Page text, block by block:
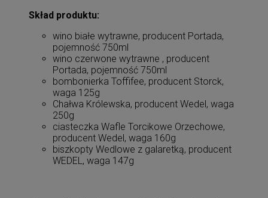
Skład produktu:
wino białe wytrawne, producent Portada,
pojemność 750ml
wino czerwone wytrawne , producent
Portada, pojemność 750ml
bombonierka Toffifee, producent Storck,
waga 125g
Chałwa Królewska, producent Wedel, waga
250g
ciasteczka Wafle Torcikowe Orzechowe,
producent Wedel, waga 160g
biszkopty Wedlowe z galaretką, producent
WEDEL, waga 147g